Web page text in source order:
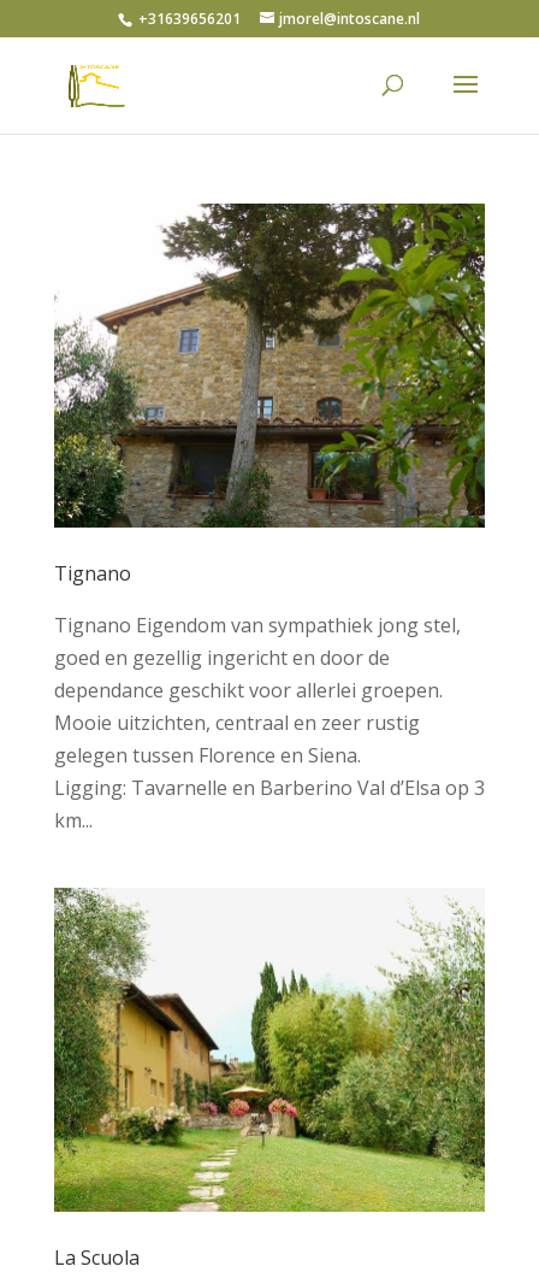
+31639656201 jmorel@intoscane.nl
Tignano
Tignano Eigendom van sympathiek jong stel,
goed en gezellig ingericht en door de
dependance geschikt voor allerlei groepen.
Mooie uitzichten, centraal en zeer rustig
gelegen tussen Florence en Siena.
Ligging: Tavarnelle en Barberino Val d’Elsa op 3
km...
La Scuola